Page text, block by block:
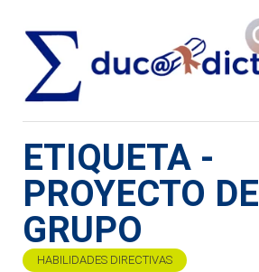
ETIQUETA -
PROYECTO DE
GRUPO
HABILIDADES DIRECTIVAS